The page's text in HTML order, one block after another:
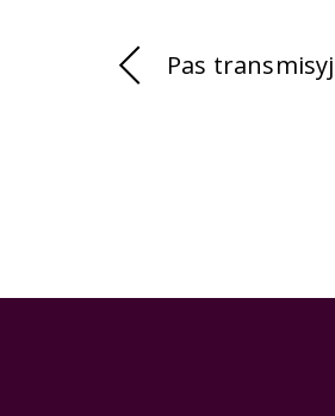
Pas